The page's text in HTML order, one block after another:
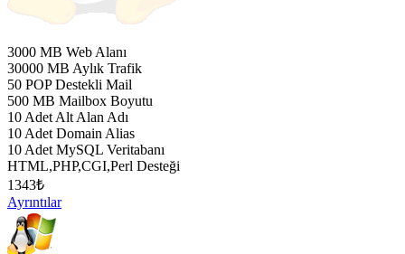
3000 MB Web Alanı
30000 MB Aylık Trafik
50 POP Destekli Mail
500 MB Mailbox Boyutu
10 Adet Alt Alan Adı
10 Adet Domain Alias
10 Adet MySQL Veritabanı
HTML,PHP,CGI,Perl Desteği
1343₺
Ayrıntılar